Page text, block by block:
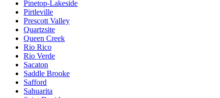
Pinetop-Lakeside
Pirtleville
Prescott Valley
Quartzsite
Queen Creek
Rio Rico
Rio Verde
Sacaton
Saddle Brooke
Safford
Sahuarita